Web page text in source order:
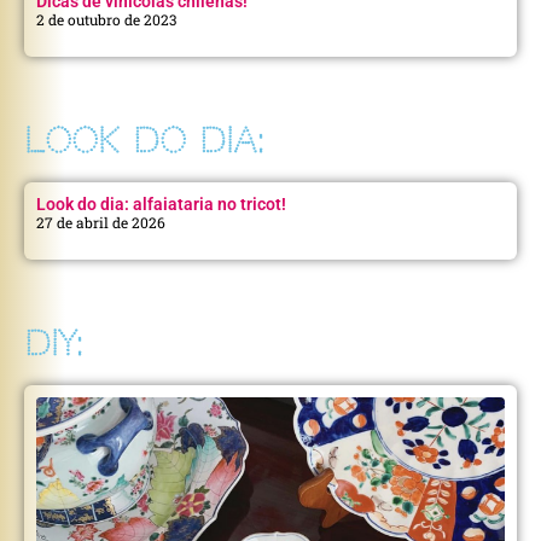
2 de outubro de 2023
LOOK DO DIA:
Look do dia: alfaiataria no tricot!
27 de abril de 2026
DIY: